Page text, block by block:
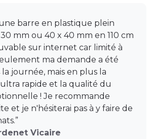
barre en plastique plein
mm ou 40 x 40 mm en 110 cm
sur internet car limité à
ma demande a été
journée, mais en plus la
ultra rapide et la qualité du
! Je recommande
et je n'hésiterai pas à y faire de
Vicaire